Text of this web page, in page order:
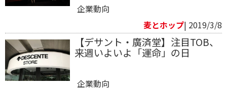
企業動向
麦とホップ| 2019/3/8
【デサント・廣済堂】注目TOB、
来週いよいよ「運命」の日
企業動向